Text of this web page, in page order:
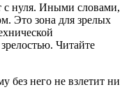
с нуля. Иными словами,
Это зона для зрелых
Читайте